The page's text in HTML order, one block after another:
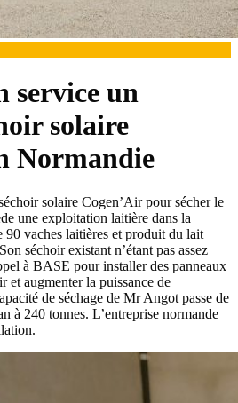
service un
solaire
Normandie
solaire Cogen’Air pour sécher le
une exploitation laitière dans la
vaches laitières et produit du lait
séchoir existant n’étant pas assez
à BASE pour installer des panneaux
et augmenter la puissance de
de séchage de Mr Angot passe de
à 240 tonnes. L’entreprise normande